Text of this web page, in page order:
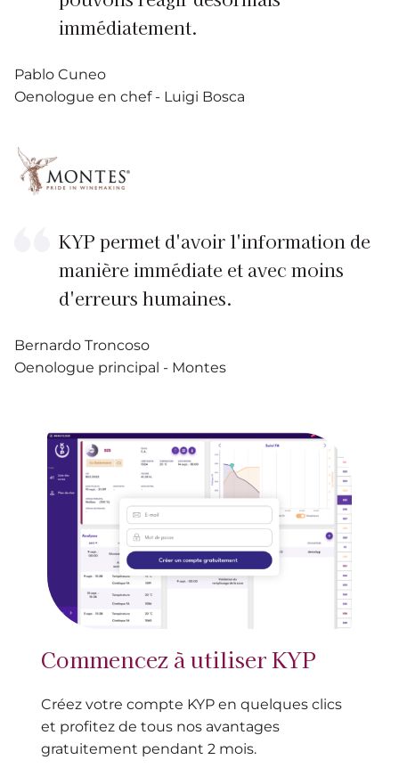
immédiatement.
Pablo Cuneo
Oenologue en chef - Luigi Bosca
KYP permet d'avoir l'information de
manière immédiate et avec moins
d'erreurs humaines.
Bernardo Troncoso
Oenologue principal - Montes
Commencez à utiliser KYP
Créez votre compte KYP en quelques clics
et profitez de tous nos avantages
gratuitement pendant 2 mois.